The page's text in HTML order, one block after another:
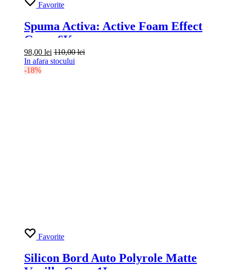
Favorite
Spuma Activa: Active Foam Effect
Grass 6Kg
98,00 lei 110,00lei
In afara stocului
-18%
Favorite
Silicon Bord Auto Polyrole Matte
Vanilla Grass 1L